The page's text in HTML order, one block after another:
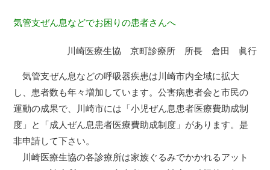
気管支ぜん息などでお困りの患者さんへ
川崎医療生協 京町診療所 所長 倉田 眞行
気管支ぜん息などの呼吸器疾患は川崎市内全域に拡大
し、患者数も年々増加しています。公害病患者会と市民の
運動の成果で、川崎市には「小児ぜん息患者医療費助成制
度」と「成人ぜん息患者医療費助成制度」があります。是
非申請して下さい。
川崎医療生協の各診療所は家族ぐるみでかかれるアット